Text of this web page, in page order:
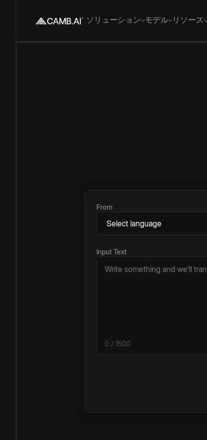
ソリューション モデル リソース
From
Input Text
0 / 1500